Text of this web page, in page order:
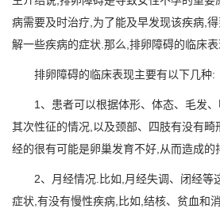
病需要及时治疗,为了能及早发现该疾病,
解一些疾病的症状.那么,排卵障碍的临床
排卵障碍的临床表现主要有以下几种:
1、患者可以根据体形、体态、毛发、
其次性征的情况,以及颈部、四肢有没有畸
经的很有可能是卵巢发育不好,从而造成的
2、月经情况.比如,月经失调、闭经等
症状,有没有慢性疾病,比如,结核、贫血和